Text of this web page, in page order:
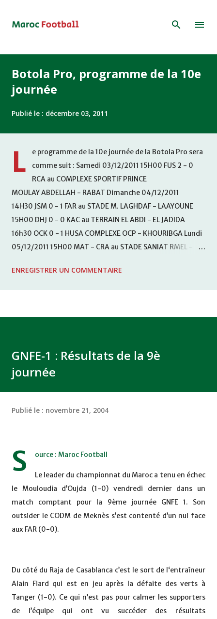
Botola Pro, programme de la 10e
journée
Publié le : décembre 03, 2011
L
e programme de la 10e journée de la Botola Pro sera
comme suit : Samedi 03/12/2011 15H00 FUS 2 - 0
RCA au COMPLEXE SPORTIF PRINCE
MOULAY ABDELLAH - RABAT Dimanche 04/12/2011
14H30 JSM 0 - 1 FAR au STADE M. LAGHDAF - LAAYOUNE
15H00 DHJ 0 - 0 KAC au TERRAIN EL ABDI - EL JADIDA
16h30 OCK 0 - 1 HUSA COMPLEXE OCP - KHOURIBGA Lundi
05/12/2011 15H00 MAT - CRA au STADE SANIAT RMEL -
KHEMISET Mardi 06/12/2011 15H00 WAF - OCS au
ENREGISTRER UN COMMENTAIRE
GNFE-1 : Résultats de la 9è
journée
Publié le : novembre 21, 2004
S ource : Maroc Football
Le leader du championnat du Maroc a tenu en échec
le Mouloudia d’Oujda (1-0) vendredi dernier dans un
match comptant pour la 9ème journée GNFE 1. Son
outsider le CODM de Meknès s’est contenté d’un nul face
aux FAR (0-0).
Du côté du Raja de Casablanca c’est le sort de l‘entraîneur
Alain Fiard qui est en jeu après la défaite des verts à
Tanger (1-0). Ce qui n’est pas pour calmer les supporters
de l’équipe qui ont vu succéder des résultats